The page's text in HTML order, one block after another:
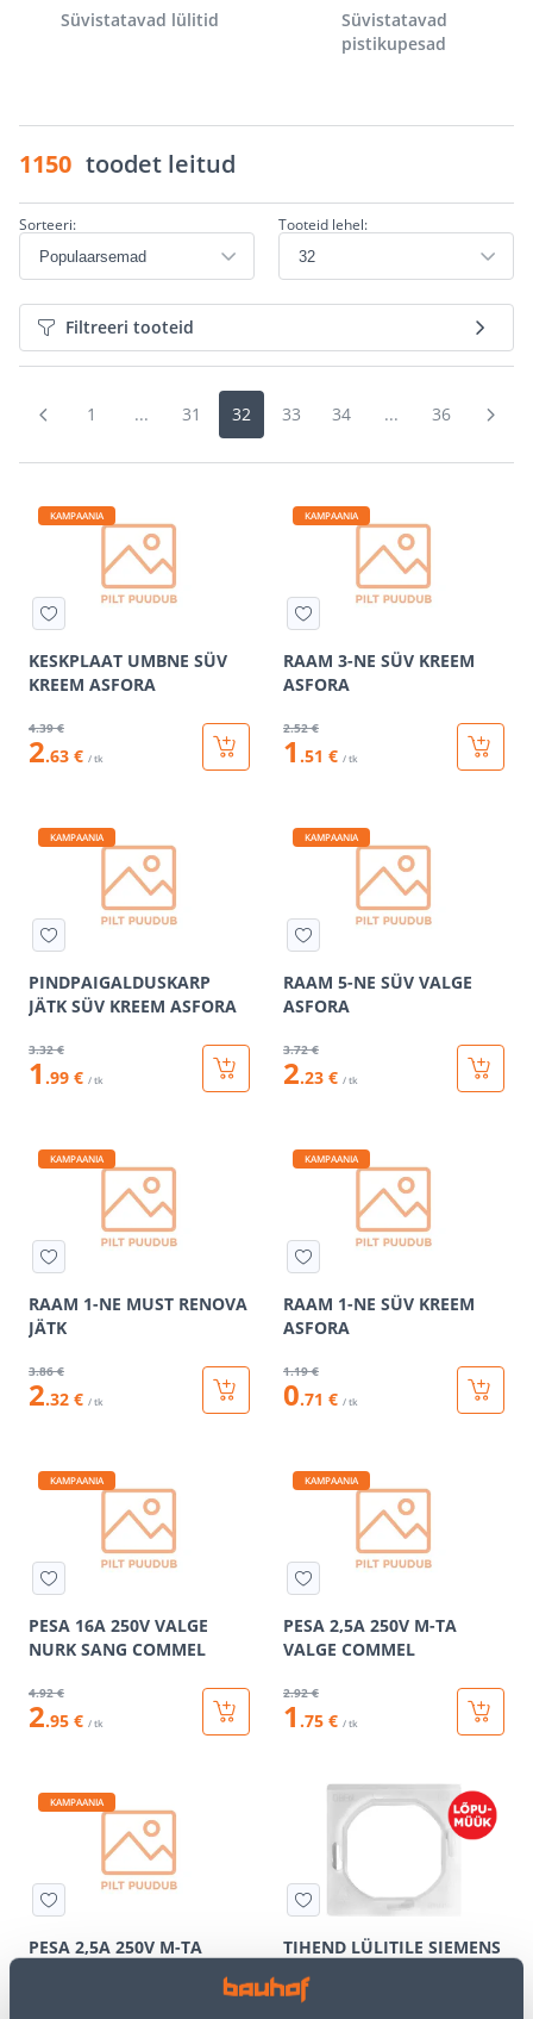
Süvistatavad lülitid
Süvistatavad
pistikupesad
1150 toodet leitud
Sorteeri: Tooteid lehel:
Filtreeri tooteid
1 ... 31 32 33 34 ... 36
KAMPAANIA
KESKPLAAT UMBNE SÜV
KREEM ASFORA
4.39 €
2.63 € / tk
KAMPAANIA
RAAM 3-NE SÜV KREEM
ASFORA
2.52 €
1 .51 € / tk
KAMPAANIA
PINDPAIGALDUSKARP
JÄTK SÜV KREEM ASFORA
3.32 €
1 .99 € / tk
KAMPAANIA
RAAM 5-NE SÜV VALGE
ASFORA
3.72 €
2.23 € / tk
KAMPAANIA
RAAM 1-NE MUST RENOVA
JÄTK
3.86 €
2.32 € / tk
KAMPAANIA
RAAM 1-NE SÜV KREEM
ASFORA
1.19 €
0.71 € / tk
KAMPAANIA
PESA 16A 250V VALGE
NURK SANG COMMEL
4.92 €
2.95 € / tk
KAMPAANIA
PESA 2,5A 250V M-TA
VALGE COMMEL
2.92 €
1 .75 € / tk
KAMPAANIA
PESA 2,5A 250V M-TA
TIHEND LÜLITILE SIEMENS
IP44